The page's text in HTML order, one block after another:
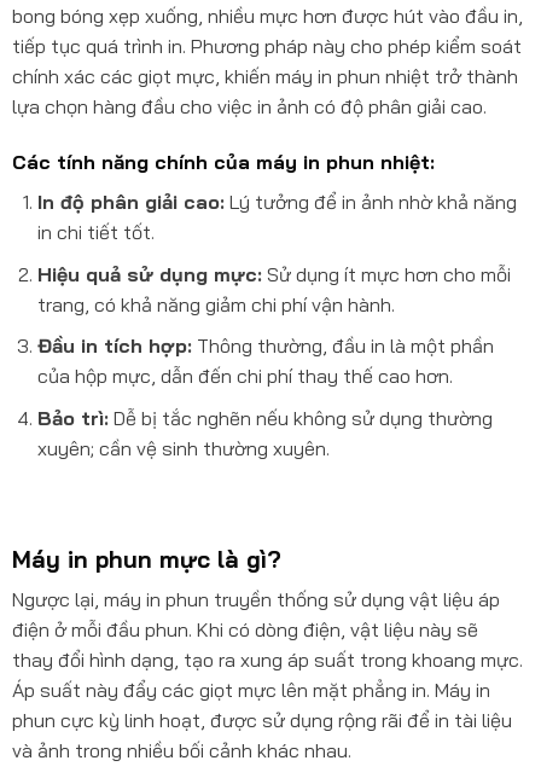
bong bóng xẹp xuống, nhiều mực hơn được hút vào đầu in,
tiếp tục quá trình in. Phương pháp này cho phép kiểm soát
chính xác các giọt mực, khiến máy in phun nhiệt trở thành
lựa chọn hàng đầu cho việc in ảnh có độ phân giải cao.
Các tính năng chính của máy in phun nhiệt:
In độ phân giải cao:Lý tưởng để in ảnh nhờ khả năng
in chi tiết tốt.
Hiệu quả sử dụng mực:Sử dụng ít mực hơn cho mỗi
trang, có khả năng giảm chi phí vận hành.
Đầu in tích hợp:Thông thường, đầu in là một phần
của hộp mực, dẫn đến chi phí thay thế cao hơn.
Bảo trì:Dễ bị tắc nghẽn nếu không sử dụng thường
xuyên; cần vệ sinh thường xuyên.
Máy in phun mực là gì?
Ngược lại, máy in phun truyền thống sử dụng vật liệu áp
điện ở mỗi đầu phun. Khi có dòng điện, vật liệu này sẽ
thay đổi hình dạng, tạo ra xung áp suất trong khoang mực.
Áp suất này đẩy các giọt mực lên mặt phẳng in. Máy in
phun cực kỳ linh hoạt, được sử dụng rộng rãi để in tài liệu
và ảnh trong nhiều bối cảnh khác nhau.